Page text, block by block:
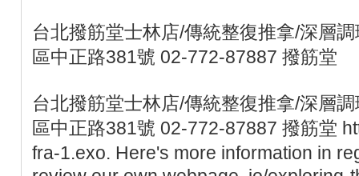
台北撥筋堂士林店/傳統整復推拿/深層
區中正路381號 02-772-87887 撥筋堂
台北撥筋堂士林店/傳統整復推拿/深層
區中正路381號 02-772-87887 撥筋堂
fra-1.exo. Here's more information in